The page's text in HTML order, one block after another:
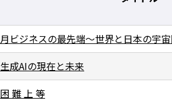
月ビジネスの最先端～世界と日本の宇
生成AIの現在と未来
困 難 上 等